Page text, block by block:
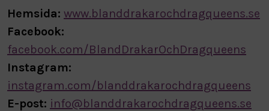
Hemsida: www.blanddrakarochdragqueens.se
Facebook:
facebook.com/BlandDrakarOchDragqueens
Instagram:
instagram.com/blanddrakarochdragqueens
E-post: info@blanddrakarochdragqueens.se